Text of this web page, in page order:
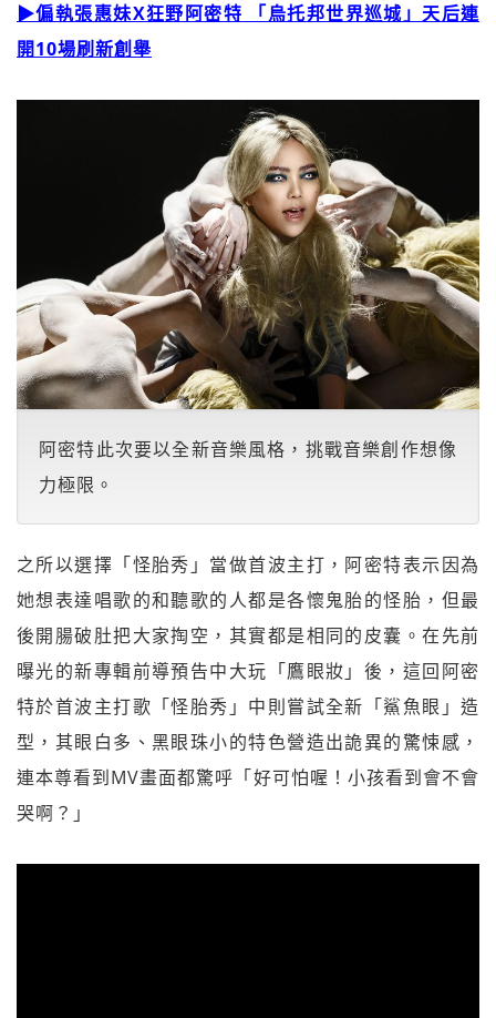
▶偏執張惠妹X狂野阿密特 「烏托邦世界巡城」天后連
開10場刷新創舉
阿密特此次要以全新音樂風格，挑戰音樂創作想像
力極限。
之所以選擇「怪胎秀」當做首波主打，阿密特表示因為
她想表達唱歌的和聽歌的人都是各懷鬼胎的怪胎，但最
後開腸破肚把大家掏空，其實都是相同的皮囊。在先前
曝光的新專輯前導預告中大玩「鷹眼妝」後，這回阿密
特於首波主打歌「怪胎秀」中則嘗試全新「鯊魚眼」造
型，其眼白多、黑眼珠小的特色營造出詭異的驚悚感，
連本尊看到MV畫面都驚呼「好可怕喔！小孩看到會不會
哭啊？」